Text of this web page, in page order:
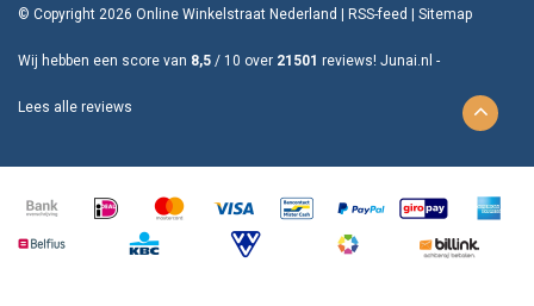
© Copyright 2026 Online Winkelstraat Nederland RSS-feed Sitemap
Wij hebben een score van 8,5 / 10 over 21501 reviews! Junai.nl -
Lees alle reviews